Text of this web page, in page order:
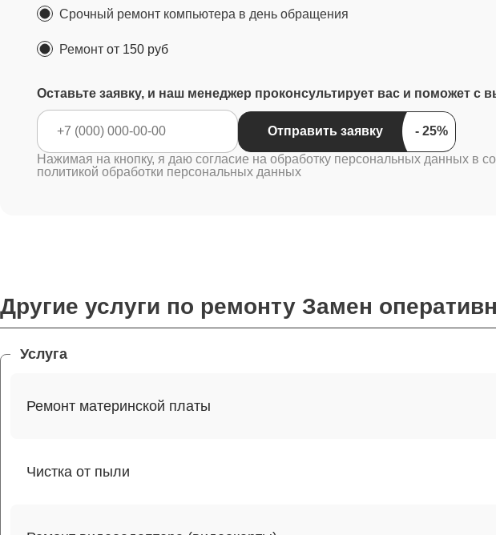
Срочный ремонт компьютера в день обращения
Ремонт от 150 руб
Оставьте заявку, и наш менеджер проконсультирует вас и поможет с
Отправить заявку
Нажимая на кнопку, я даю согласие на обработку персональных данных в
политикой обработки персональных данных
Другие услуги по ремонту Замен
Услуга
Ремонт материнской платы
Чистка от пыли